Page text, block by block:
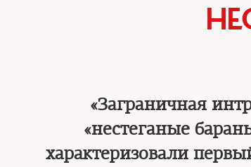
«Заграничная
«нестеганые
характеризовали